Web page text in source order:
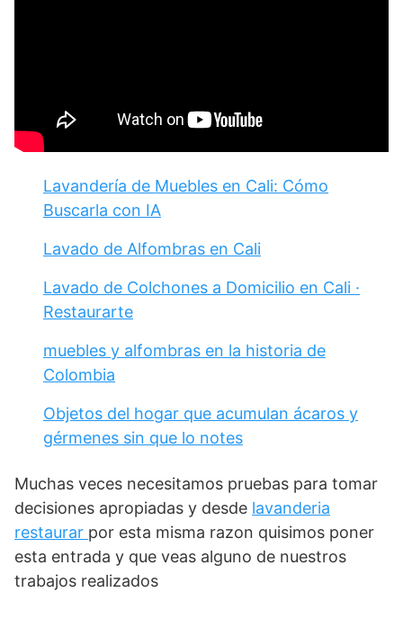
Lavandería de Muebles en Cali: Cómo
Buscarla con IA
Lavado de Alfombras en Cali
Lavado de Colchones a Domicilio en Cali ·
Restaurarte
muebles y alfombras en la historia de
Colombia
Objetos del hogar que acumulan ácaros y
gérmenes sin que lo notes
Muchas veces necesitamos pruebas para tomar
decisiones apropiadas y desde lavanderia
restaurar por esta misma razon quisimos poner
esta entrada y que veas alguno de nuestros
trabajos realizados